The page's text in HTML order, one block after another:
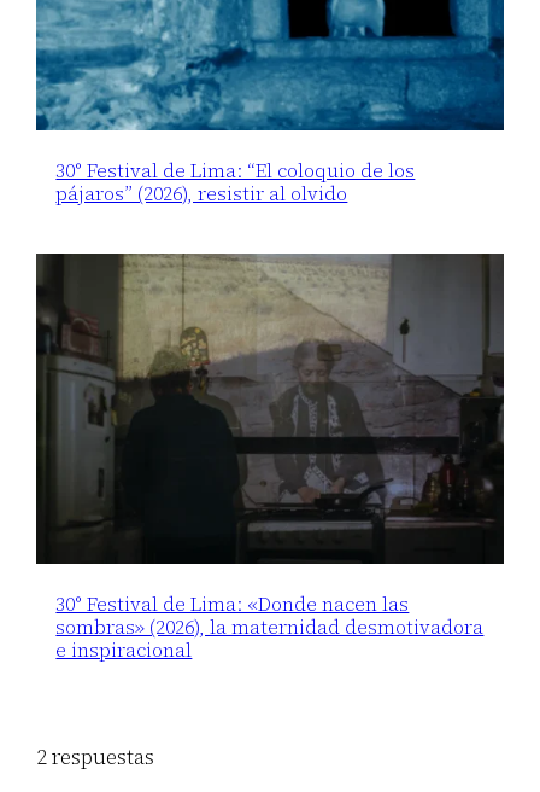
30° Festival de Lima: “El coloquio de los
pájaros” (2026), resistir al olvido
30° Festival de Lima: «Donde nacen las
sombras» (2026), la maternidad desmotivadora
e inspiracional
2 respuestas